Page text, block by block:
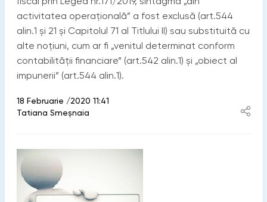
activitatea operațională” a fost exclusă (art.544
alin.1 și 21 și Capitolul 71 al Titlului II) sau substituită cu
alte noțiuni, cum ar fi „venitul determinat conform
contabilității financiare” (art.542 alin.1) și „obiect al
impunerii” (art.544 alin.1).
18 Februarie /2020 11:41
Tatiana Smeșnaia